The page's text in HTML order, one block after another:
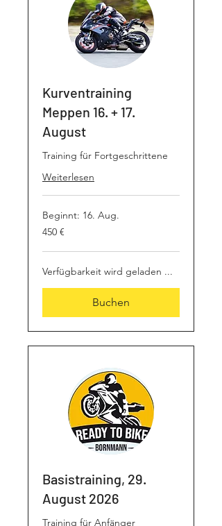
Kurventraining
Meppen 16. + 17.
August
Training für Fortgeschrittene
Weiterlesen
Beginnt: 16. Aug.
450
Euro
450 €
Verfügbarkeit wird geladen ...
Buchen
Basistraining, 29.
August 2026
Training für Anfänger